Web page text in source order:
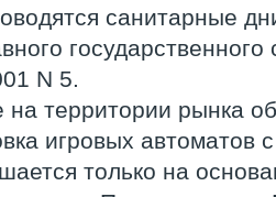
санитарные
государственного
N 5.
территории рынка
игровых
только на